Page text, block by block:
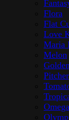
Flora
Flat
Love
Maria
Melon
Omega
Olymp